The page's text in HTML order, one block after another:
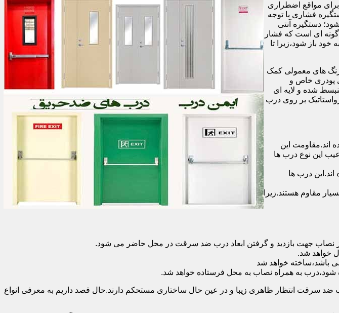
مواقع اضطراری
فشاری با توجه
دستگیره آنتی
ای است که فشار
باز شود،زیرا تا
رنگ های معمولی کمک
پودری خاص و
شده و لایه ای
بر روی درب
اند.مقاومت این
این نوع درب ها
درب ها
مقاوم هستند.زیرا
نصاب جهت بازدید و گرفتن ابعاد درب ضد سرقت در محل حاضر می شود.
خواهد شد.
باشد،ساخته خواهد شد
شود،درب به همراه نصاب به محل فرستاده خواهد شد.
سرقت انتظار ظاهری زیبا و در عین حال ساختاری مستحکم دارند.حال قصد داریم به معرفی انواع